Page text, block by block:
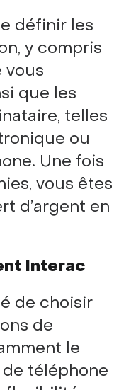
définir les
y compris
vous
que les
telles
ou
Une fois
vous êtes
d’argent en
Interac
de choisir
de
le
téléphone